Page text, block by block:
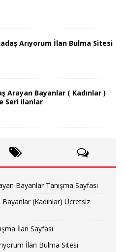
Arıyorum İlan Bulma Sitesi
Arayan Bayanlar ( Kadınlar )
Seri ilanlar
Bayanlar Tanışma Sayfası
(Kadınlar) Ücretsiz
İlan Sayfası
İlan Bulma Sitesi